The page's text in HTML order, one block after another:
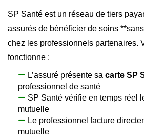
SP Santé est un réseau de tiers
assurés de bénéficier de soins
chez les professionnels partenaires.
fonctionne :
L’assuré présente sa carte SP
professionnel de santé
SP Santé vérifie en temps réel
mutuelle
Le professionnel facture
mutuelle